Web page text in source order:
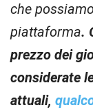
che
piattaforma.
prezzo dei
considerate
attuali,